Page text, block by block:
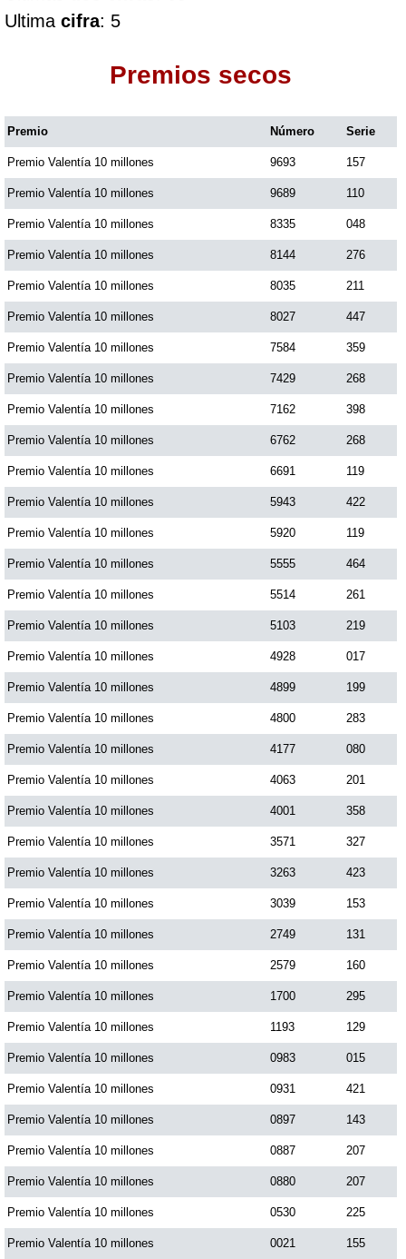
Culona noche
Dorado Mañana
Dorado Noche
Fantástica Día
Fantástica Noche
Motilon Tarde
Motilon Noche
Paisita Día
Paisita Noche
Paisita 3
Pick 3 Día
Pick 3 Noche
Pick 4 Día
Pick 4 Noche
Pijao de Oro
Saman de la suerte
Sinuano Día
Sinuano Noche
Super Chontico Noche
Ultima cifra: 5
Premios secos
Premio Número Serie
Premio Valentía 10 millones 9693 157
Premio Valentía 10 millones 9689 110
Premio Valentía 10 millones 8335 048
Premio Valentía 10 millones 8144 276
Premio Valentía 10 millones 8035 211
Premio Valentía 10 millones 8027 447
Premio Valentía 10 millones 7584 359
Premio Valentía 10 millones 7429 268
Premio Valentía 10 millones 7162 398
Premio Valentía 10 millones 6762 268
Premio Valentía 10 millones 6691 119
Premio Valentía 10 millones 5943 422
Premio Valentía 10 millones 5920 119
Premio Valentía 10 millones 5555 464
Premio Valentía 10 millones 5514 261
Premio Valentía 10 millones 5103 219
Premio Valentía 10 millones 4928 017
Premio Valentía 10 millones 4899 199
Premio Valentía 10 millones 4800 283
Premio Valentía 10 millones 4177 080
Premio Valentía 10 millones 4063 201
Premio Valentía 10 millones 4001 358
Premio Valentía 10 millones 3571 327
Premio Valentía 10 millones 3263 423
Premio Valentía 10 millones 3039 153
Premio Valentía 10 millones 2749 131
Premio Valentía 10 millones 2579 160
Premio Valentía 10 millones 1700 295
Premio Valentía 10 millones 1193 129
Premio Valentía 10 millones 0983 015
Premio Valentía 10 millones 0931 421
Premio Valentía 10 millones 0897 143
Premio Valentía 10 millones 0887 207
Premio Valentía 10 millones 0880 207
Premio Valentía 10 millones 0530 225
Premio Valentía 10 millones 0021 155